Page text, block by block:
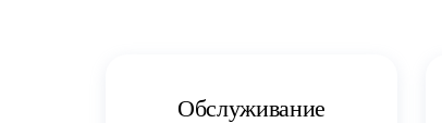
Обслуживание